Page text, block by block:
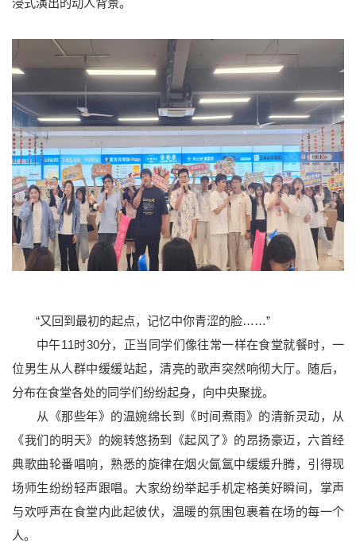
浸式演出的动人背景。
“又回到最初的起点，记忆中你青涩的脸……”
中午11时30分，正当同学们像往常一样在食堂就餐时，一
位男生从人群中缓缓站起，清亮的歌声突然响彻大厅。随后，
分布在食堂各处的同学们纷纷起身，向中央聚拢。
从《那些年》的温婉绵长到《时间煮雨》的清新灵动，从
《我们的明天》的婉转悠扬到《起风了》的昂扬豪迈，六首经
典歌曲轮番唱响，熟悉的旋律在烟火氤氲中缓缓升腾，引得现
场师生纷纷轻声跟唱。大家纷纷举起手机定格美好瞬间，掌声
与欢呼声在食堂内此起彼伏，温暖的氛围包裹着在场的每一个
人。